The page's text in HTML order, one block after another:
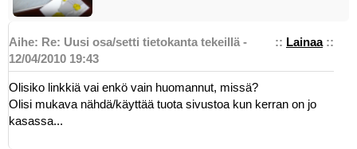
:: Lainaa::
Aihe: Re: Uusi osa/setti tietokanta tekeillä -
12/04/2010 19:43
Olisiko linkkiä vai enkö vain huomannut, missä?
Olisi mukava nähdä/käyttää tuota sivustoa kun kerran on jo
kasassa...